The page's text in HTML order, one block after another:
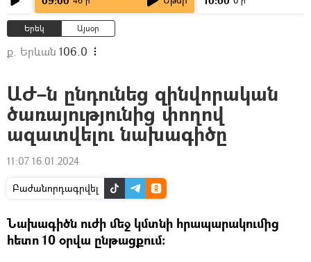
Երեկ Այսօր
ք. Երևան 106.0
ԱԺ–ն ընդունեց զինվորական
ծառայությունից փողով
ազատվելու նախագիծը
11:07 16.01.2024
Բաժանորդագրվել
Նախագիծն ուժի մեջ կմտնի հրապարակումից
հետո 10 օրվա ընթացքում։